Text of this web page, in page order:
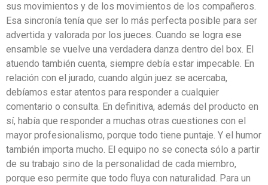
sus movimientos y de los movimientos de los compañeros.
Esa sincronía tenía que ser lo más perfecta posible para ser
advertida y valorada por los jueces. Cuando se logra ese
ensamble se vuelve una verdadera danza dentro del box. El
atuendo también cuenta, siempre debía estar impecable. En
relación con el jurado, cuando algún juez se acercaba,
debíamos estar atentos para responder a cualquier
comentario o consulta. En definitiva, además del producto en
sí, había que responder a muchas otras cuestiones con el
mayor profesionalismo, porque todo tiene puntaje. Y el humor
también importa mucho. El equipo no se conecta sólo a partir
de su trabajo sino de la personalidad de cada miembro,
porque eso permite que todo fluya con naturalidad. Para un